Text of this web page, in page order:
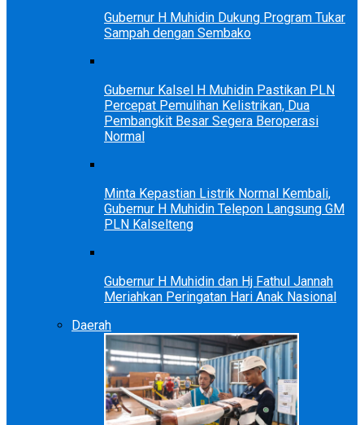
Gubernur H Muhidin Dukung Program Tukar
Sampah dengan Sembako
Gubernur Kalsel H Muhidin Pastikan PLN
Percepat Pemulihan Kelistrikan, Dua
Pembangkit Besar Segera Beroperasi
Normal
Minta Kepastian Listrik Normal Kembali,
Gubernur H Muhidin Telepon Langsung GM
PLN Kalselteng
Gubernur H Muhidin dan Hj Fathul Jannah
Meriahkan Peringatan Hari Anak Nasional
Daerah